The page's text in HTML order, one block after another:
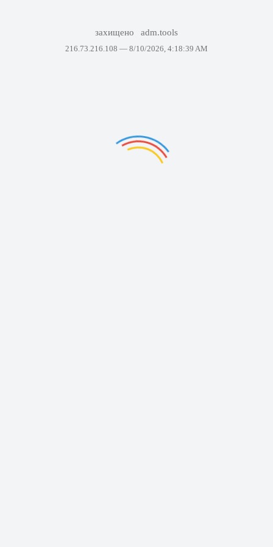
захищено adm.tools
216.73.216.108 — 8/10/2026, 4:18:39 AM